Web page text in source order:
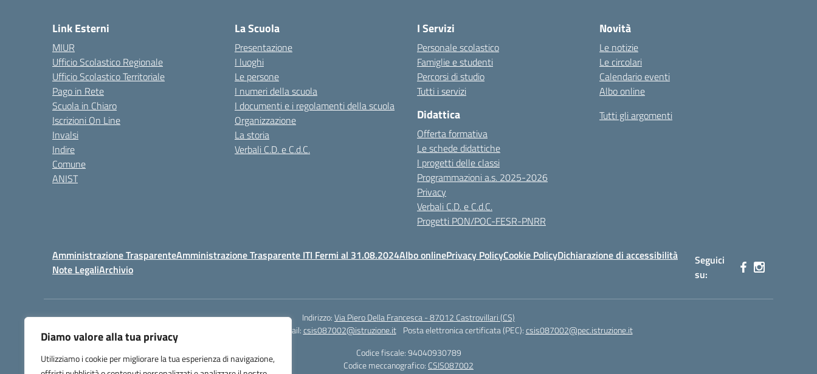
Diamo valore alla tua privacy
Utilizziamo i cookie per migliorare la tua esperienza di navigazione,
Link Esterni
MIUR
Ufficio Scolastico Regionale
Ufficio Scolastico Territoriale
Pago in Rete
Scuola in Chiaro
Iscrizioni On Line
Invalsi
Indire
Comune
ANIST
La Scuola
Presentazione
I luoghi
Le persone
I numeri della scuola
I documenti e i regolamenti della scuola
Organizzazione
La storia
Verbali C.D. e C.d.C.
I Servizi
Personale scolastico
Famiglie e studenti
Percorsi di studio
Tutti i servizi
Didattica
Offerta formativa
Le schede didattiche
I progetti delle classi
Programmazioni a.s. 2025-2026
Privacy
Verbali C.D. e C.d.C.
Progetti PON/POC-FESR-PNRR
Novità
Le notizie
Le circolari
Calendario eventi
Albo online
Tutti gli argomenti
Amministrazione TrasparenteAmministrazione Trasparente ITI Fermi al 31.08.2024Albo onlinePrivacy PolicyCookie PolicyDichiarazione di accessibilità
Note LegaliArchivio
Seguici
su:
Indirizzo:Via Piero Della Francesca - 87012 Castrovillari (CS)
Email:csis087002@istruzione.it Posta elettronica certificata (PEC):csis087002@pec.istruzione.it
Codice fiscale: 94040930789
Codice meccanografico: CSIS087002